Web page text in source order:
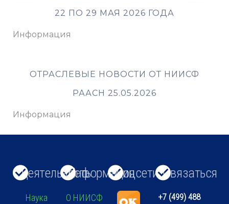
22 ПО 29 МАЯ 2026 ГОДА
Информация
ОТРАСЛЕВЫЕ НОВОСТИ ОТ НИИСФ
РААСН 25.05.2026
Информация
Деятельность
Наука
Информация
О НИИСФ
Соцсети Связаться
+7 (499) 488